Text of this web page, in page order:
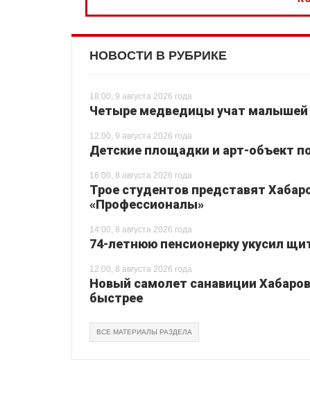
НОВОСТИ В РУБРИКЕ
18:00, 9 августа 2026 года
Четыре медведицы учат малышей
12:00, 9 августа 2026 года
Детские площадки и арт-объект
16:00, 8 августа 2026 года
Трое студентов представят
«Профессионалы»
14:00, 8 августа 2026 года
74-летнюю пенсионерку укусил
12:00, 8 августа 2026 года
Новый самолет санавиции
быстрее
ВСЕ МАТЕРИАЛЫ РАЗДЕЛА